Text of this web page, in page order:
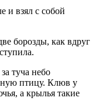
и взял с собой
борозды, как вдруг
туча небо
птицу. Клюв у
а крылья такие